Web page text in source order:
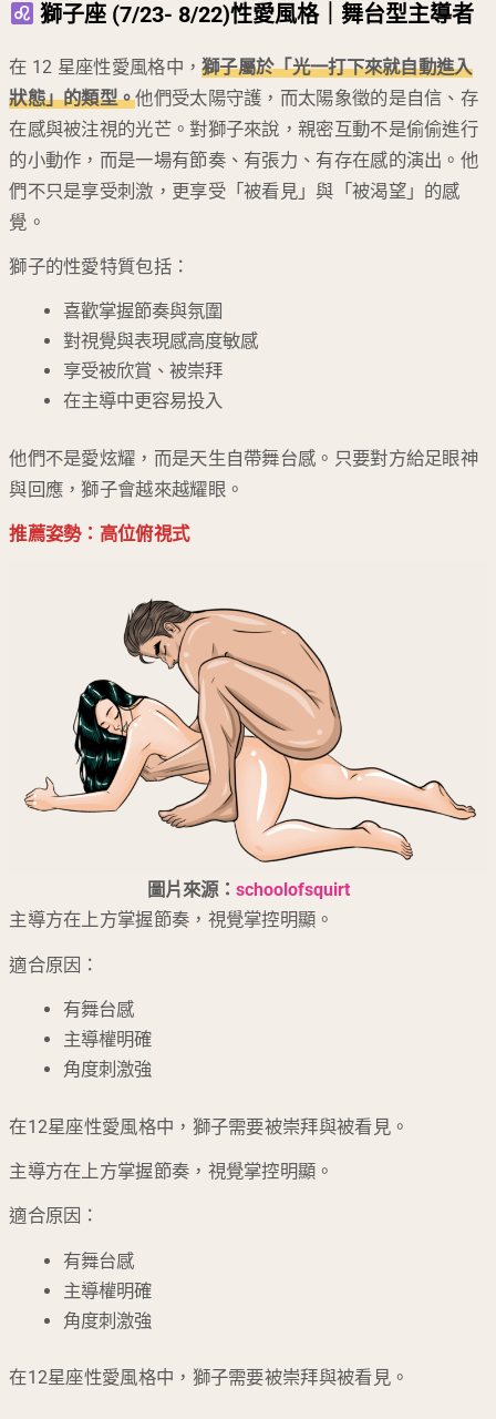
獅子座 (7/23- 8/22)性愛風格｜舞台型主導者
在 12 星座性愛風格中，獅子屬於「光一打下來就自動進入
狀態」的類型。他們受太陽守護，而太陽象徵的是自信、存
在感與被注視的光芒。對獅子來說，親密互動不是偷偷進行
的小動作，而是一場有節奏、有張力、有存在感的演出。他
們不只是享受刺激，更享受「被看見」與「被渴望」的感
覺。
獅子的性愛特質包括：
喜歡掌握節奏與氛圍
對視覺與表現感高度敏感
享受被欣賞、被崇拜
在主導中更容易投入
他們不是愛炫耀，而是天生自帶舞台感。只要對方給足眼神
與回應，獅子會越來越耀眼。
推薦姿勢：高位俯視式
圖片來源： schoolofsquirt
主導方在上方掌握節奏，視覺掌控明顯。
適合原因：
有舞台感
主導權明確
角度刺激強
在12星座性愛風格中，獅子需要被崇拜與被看見。
主導方在上方掌握節奏，視覺掌控明顯。
適合原因：
有舞台感
主導權明確
角度刺激強
在12星座性愛風格中，獅子需要被崇拜與被看見。